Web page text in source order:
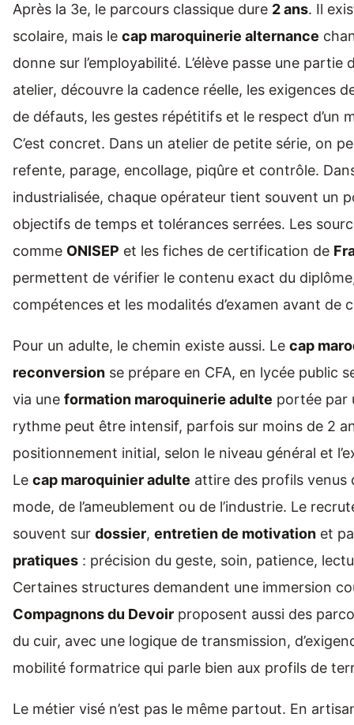
Après la 3e, le parcours classique dure 2 ans. Il
scolaire, mais le cap maroquinerie alternance
donne sur l’employabilité. L’élève passe une partie
atelier, découvre la cadence réelle, les exigences
de défauts, les gestes répétitifs et le respect d’un
C’est concret. Dans un atelier de petite série, on
refente, parage, encollage, piqûre et contrôle.
industrialisée, chaque opérateur tient souvent un
objectifs de temps et tolérances serrées. Les
comme ONISEP et les fiches de certification de
permettent de vérifier le contenu exact du
compétences et les modalités d’examen avant de
Pour un adulte, le chemin existe aussi. Le cap
reconversion se prépare en CFA, en lycée public
via une formation maroquinerie adulte portée par
rythme peut être intensif, parfois sur moins de 2
positionnement initial, selon le niveau général et
Le cap maroquinier adulte attire des profils venus
mode, de l’ameublement ou de l’industrie. Le
souvent sur dossier, entretien de motivation et
pratiques : précision du geste, soin, patience,
Certaines structures demandent une immersion
Compagnons du Devoir proposent aussi des
du cuir, avec une logique de transmission,
mobilité formatrice qui parle bien aux profils de
Le métier visé n’est pas le même partout. En